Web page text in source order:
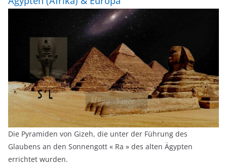
Die Pyramiden von Gizeh, die unter der Führung des
Glaubens an den Sonnengott « Ra » des alten Ägypten
errichtet wurden.